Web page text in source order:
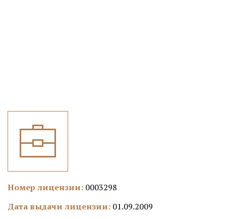
Номер лицензии: 0003298
Дата выдачи лицензии: 01.09.2009